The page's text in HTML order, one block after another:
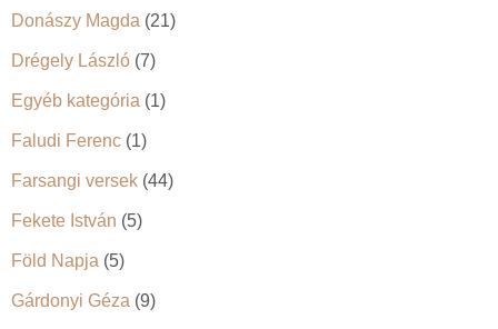
Donászy Magda (21)
Drégely László (7)
Egyéb kategória (1)
Faludi Ferenc (1)
Farsangi versek (44)
Fekete István (5)
Föld Napja (5)
Gárdonyi Géza (9)